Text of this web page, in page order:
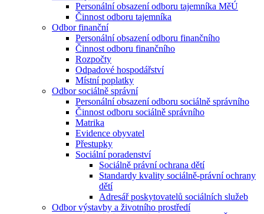
Personální obsazení odboru tajemníka MěÚ
Činnost odboru tajemníka
Odbor finanční
Personální obsazení odboru finančního
Činnost odboru finančního
Rozpočty
Odpadové hospodářství
Místní poplatky
Odbor sociálně správní
Personální obsazení odboru sociálně správního
Činnost odboru sociálně správního
Matrika
Evidence obyvatel
Přestupky
Sociální poradenství
Sociálně právní ochrana dětí
Standardy kvality sociálně-právní ochrany
dětí
Adresář poskytovatelů sociálních služeb
Odbor výstavby a životního prostředí